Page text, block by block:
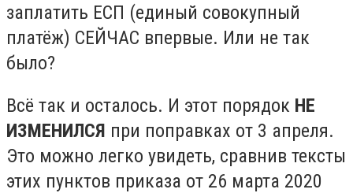
заплатить ЕСП (единый совокупный
платёж) СЕЙЧАС впервые. Или не так
было?
Всё так и осталось. И этот порядок НЕ
ИЗМЕНИЛСЯ при поправках от 3 апреля.
Это можно легко увидеть, сравнив тексты
этих пунктов приказа от 26 марта 2020